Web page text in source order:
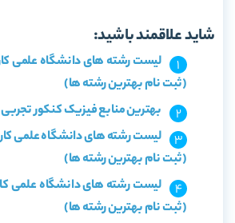
شاید علاقمند باشید:
(ثبت نام بهترین رشته ها)
بهترین منابع فیزیک کنکور تجربی
(ثبت نام بهترین رشته ها)
(ثبت نام بهترین رشته ها)